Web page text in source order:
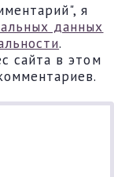
я
данных
.
сайта в этом